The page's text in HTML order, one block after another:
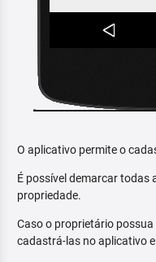
O aplicativo permite o
É possível demarcar todas
propriedade.
Caso o proprietário possua
cadastrá-las no aplicativo